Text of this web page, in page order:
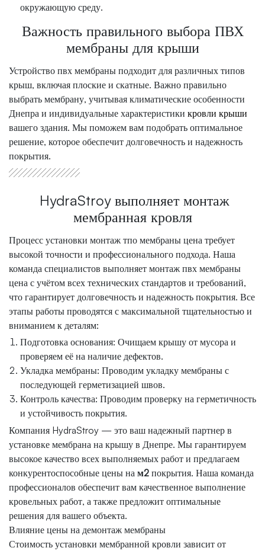
окружающую среду.
Важность правильного выбора ПВХ
мембраны для крыши
Устройство пвх мембраны подходит для различных типов
крыш, включая плоские и скатные. Важно правильно
выбрать мембрану, учитывая климатические особенности
Днепра и индивидуальные характеристики кровли крыши
вашего здания. Мы поможем вам подобрать оптимальное
решение, которое обеспечит долговечность и надежность
покрытия.
HydraStroy выполняет монтаж
мембранная кровля
Процесс установки монтаж тпо мембраны цена требует
высокой точности и профессионального подхода. Наша
команда специалистов выполняет монтаж пвх мембраны
цена с учётом всех технических стандартов и требований,
что гарантирует долговечность и надежность покрытия. Все
этапы работы проводятся с максимальной тщательностью и
вниманием к деталям:
Подготовка основания: Очищаем крышу от мусора и
проверяем её на наличие дефектов.
Укладка мембраны: Проводим укладку мембраны с
последующей герметизацией швов.
Контроль качества: Проводим проверку на герметичность
и устойчивость покрытия.
Компания HydraStroy — это ваш надежный партнер в
установке мембрана на крышу в Днепре. Мы гарантируем
высокое качество всех выполняемых работ и предлагаем
конкурентоспособные цены на м2 покрытия. Наша команда
профессионалов обеспечит вам качественное выполнение
кровельных работ, а также предложит оптимальные
решения для вашего объекта.
Влияние цены на демонтаж мембраны
Стоимость установки мембранной кровли зависит от